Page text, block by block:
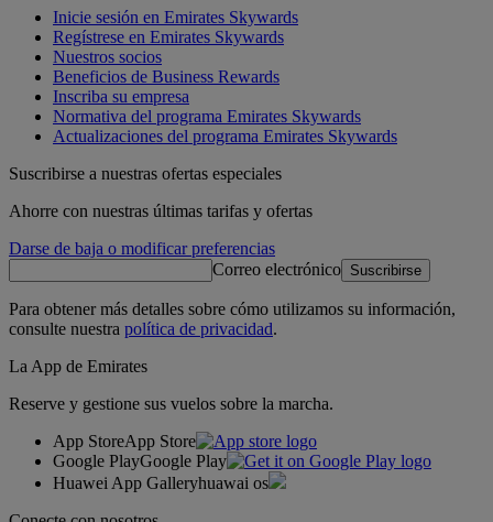
Inicie sesión en Emirates Skywards
Regístrese en Emirates Skywards
Nuestros socios
Beneficios de Business Rewards
Inscriba su empresa
Normativa del programa Emirates Skywards
Actualizaciones del programa Emirates Skywards
Suscribirse a nuestras ofertas especiales
Ahorre con nuestras últimas tarifas y ofertas
Darse de baja o modificar preferencias
Correo electrónico Suscribirse
Para obtener más detalles sobre cómo utilizamos su información,
consulte nuestra política de privacidad.
La App de Emirates
Reserve y gestione sus vuelos sobre la marcha.
App StoreApp Store
Google PlayGoogle Play
Huawei App Galleryhuawai os